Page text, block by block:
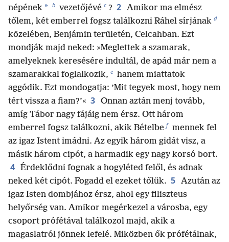
népének * b vezetőjévé c ? 2 Amikor ma elmész
tőlem, két emberrel fogsz találkozni Ráhel sírjának d
közelében, Benjámin területén, Celcahban. Ezt
mondják majd neked: »Meglettek a szamarak,
amelyeknek keresésére indultál, de apád már nem a
szamarakkal foglalkozik, e hanem miattatok
aggódik. Ezt mondogatja: ’Mit tegyek most, hogy nem
tért vissza a fiam?’« 3 Onnan aztán menj tovább,
amíg Tábor nagy fájáig nem érsz. Ott három
emberrel fogsz találkozni, akik Bételbe f mennek fel
az igaz Istent imádni. Az egyik három gidát visz, a
másik három cipót, a harmadik egy nagy korsó bort.
4 Érdeklődni fognak a hogyléted felől, és adnak
neked két cipót. Fogadd el ezeket tőlük. 5 Azután az
igaz Isten dombjához érsz, ahol egy filiszteus
helyőrség van. Amikor megérkezel a városba, egy
csoport prófétával találkozol majd, akik a
magaslatról jönnek lefelé. Miközben ők prófétálnak,